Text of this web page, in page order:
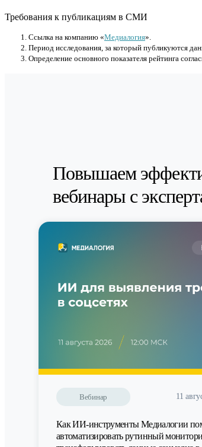
Требования к публикациям в СМИ
Cсылка на компанию «Медиалогия».
Период исследования, за который публикуются
Определение основного показателя рейтинга
Повышаем
вебинары с
Вебинар 11
Как ИИ-инструменты Медиалогии
автоматизировать рутинный